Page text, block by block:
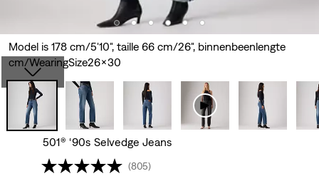
Model is 178 cm/5'10", taille 66 cm/26", binnenbeenlengte
cm/WearingSize26x30
501® ‘90s Selvedge Jeans
(805)